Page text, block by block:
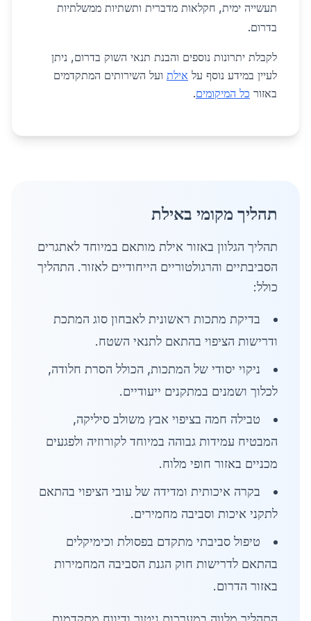
תעשייה ימית, חקלאות מדברית ותשתיות ממשלתיות
בדרום.
לקבלת יתרונות נוספים והבנת תנאי השוק בדרום, ניתן
לעיין במידע נוסף על אילת ועל השירותים המתקדמים
באזור כל המיקומים.
תהליך מקומי באילת
תהליך הגלוון באזור אילת מותאם במיוחד לאתגרים
הסביבתיים והרגולטוריים הייחודיים לאזור. התהליך
כולל:
בדיקת מתכות ראשונית לאבחון סוג המתכת
ודרישות הציפוי בהתאם לתנאי השטח.
ניקוי יסודי של המתכות, הכולל הסרת חלודה,
לכלוך ושמנים במתקנים ייעודיים.
טבילה חמה בציפוי אבץ משולב סיליקה,
המבטיח עמידות גבוהה במיוחד לקורוזיה ולפגעים
מכניים באזור חופי מלוח.
בקרה איכותית ומדידה של עובי הציפוי בהתאם
לתקני איכות וסביבה מחמירים.
טיפול סביבתי מתקדם בפסולת וכימיקלים
בהתאם לדרישות חוק הגנת הסביבה המחמירות
באזור הדרום.